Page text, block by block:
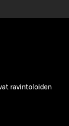
ravintoloiden